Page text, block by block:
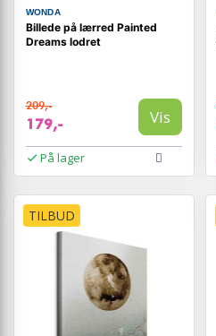
WONDA
Billede på lærred Painted
Dreams lodret
209,-
179,- Vis
På lager
TILBUD